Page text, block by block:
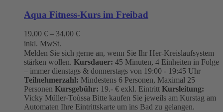
Aqua Fitness-Kurs im Freibad
19,00 € – 34,00 €
inkl. MwSt.
Melden Sie sich gerne an, wenn Sie Ihr Her-Kreislaufsystem
stärken wollen. Kursdauer: 45 Minuten, 4 Einheiten in Folge
– immer dienstags & donnerstags von 19:00 - 19:45 Uhr
Teilnehmerzahl: Mindestens 6 Personen, Maximal 25
Personen Kursgebühr: 19.- € exkl. Eintritt Kursleitung:
Vicky Müller-Toùssa Bitte kaufen Sie jeweils am Kurstag am
Automaten Ihre Eintrittskarte um ins Bad zu gelangen.